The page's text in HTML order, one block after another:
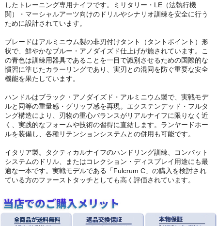
したトレーニング専用ナイフです。ミリタリー・LE（法執行機
関）・マーシャルアーツ向けのドリルやシナリオ訓練を安全に行う
ために設計されています。
ブレードはアルミニウム製の非刃付けタント（タントポイント）形
状で、鮮やかなブルー・アノダイズド仕上げが施されています。こ
の青色は訓練用器具であることを一目で識別させるための国際的な
慣習に準じたカラーリングであり、実刃との混同を防ぐ重要な安全
機能を果たしています。
ハンドルはブラック・アノダイズド・アルミニウム製で、実戦モデ
ルと同等の重量感・グリップ感を再現。エクステンデッド・フルタ
ング構造により、刃物の重心バランスがリアルナイフに限りなく近
く、実践的なフォームや技術の習得に直結します。ランヤードホー
ルを装備し、各種リテンションシステムとの併用も可能です。
イタリア製。タクティカルナイフのハンドリング訓練、コンバット
システムのドリル、またはコレクション・ディスプレイ用途にも最
適な一本です。実戦モデルである「Fulcrum C」の購入を検討され
ている方のファーストタッチとしても高く評価されています。